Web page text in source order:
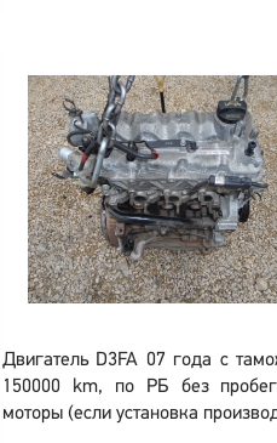
Двигатель D3FA 07 года с
150000 km, по РБ без
моторы (если установка